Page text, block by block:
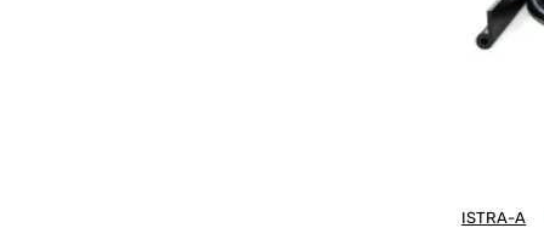
ISTRA-A